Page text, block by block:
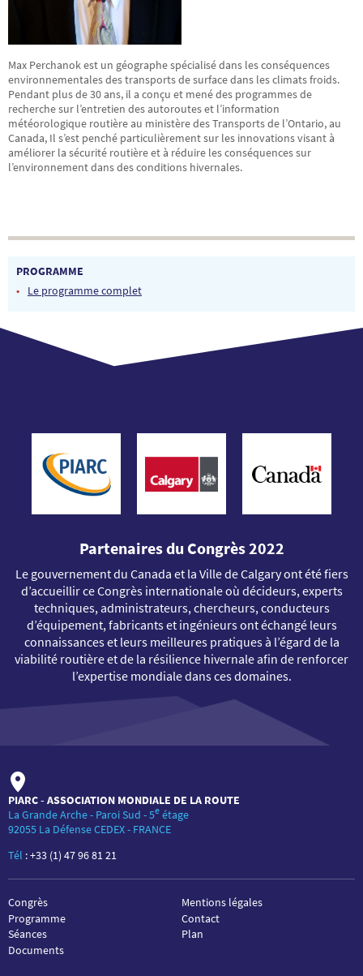
Max Perchanok est un géographe spécialisé dans les conséquences
environnementales des transports de surface dans les climats froids.
Pendant plus de 30 ans, il a conçu et mené des programmes de
recherche sur l’entretien des autoroutes et l’information
météorologique routière au ministère des Transports de l’Ontario, au
Canada, Il s’est penché particulièrement sur les innovations visant à
améliorer la sécurité routière et à réduire les conséquences sur
l’environnement dans des conditions hivernales.
PROGRAMME
Le programme complet
Partenaires du Congrès 2022
Le gouvernement du Canada et la Ville de Calgary ont été fiers
d’accueillir ce Congrès internationale où décideurs, experts
techniques, administrateurs, chercheurs, conducteurs
d’équipement, fabricants et ingénieurs ont échangé leurs
connaissances et leurs meilleures pratiques à l’égard de la
viabilité routière et de la résilience hivernale afin de renforcer
l’expertise mondiale dans ces domaines.
PIARC - ASSOCIATION MONDIALE DE LA ROUTE
La Grande Arche - Paroi Sud - 5e étage
92055 La Défense CEDEX - FRANCE
Tél :+33 (1) 47 96 81 21
Congrès
Programme
Séances
Documents
Mentions légales
Contact
Plan